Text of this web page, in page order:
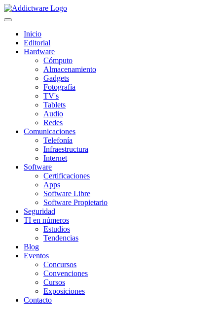
Inicio
Editorial
Hardware
Cómputo
Almacenamiento
Gadgets
Fotografía
TV's
Tablets
Audio
Redes
Comunicaciones
Telefonía
Infraestructura
Internet
Software
Certificaciones
Apps
Software Libre
Software Propietario
Seguridad
TI en números
Estudios
Tendencias
Blog
Eventos
Concursos
Convenciones
Cursos
Exposiciones
Contacto